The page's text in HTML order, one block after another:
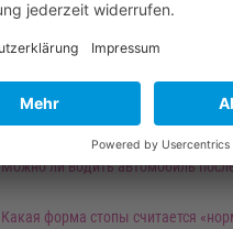
На какую сумму мне рассчитывать?
Имеет ли смысл ранняя операция?
Можно ли водить автомобиль
Какая форма стопы считается